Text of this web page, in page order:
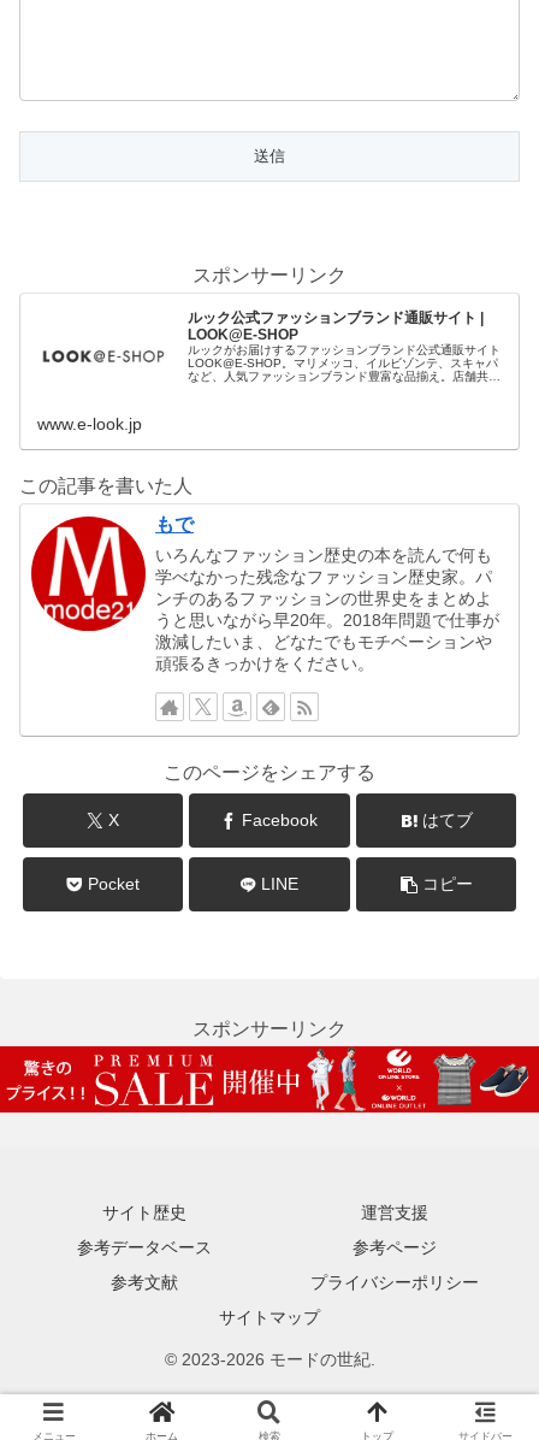
スポンサーリンク
ルック公式ファッションブランド通販サイト |
LOOK@E-SHOP
ルックがお届けするファッションブランド公式通販サイト
LOOK@E-SHOP。マリメッコ、イルビゾンテ、スキャパ
など、人気ファッションブランド豊富な品揃え。店舗共通
www.e-look.jp
この記事を書いた人
もで
いろんなファッション歴史の本を読んで何も
学べなかった残念なファッション歴史家。パ
ンチのあるファッションの世界史をまとめよ
うと思いながら早20年。2018年問題で仕事が
激減したいま、どなたでもモチベーションや
頑張るきっかけをください。
このページをシェアする
X Facebook はてブ
Pocket LINE コピー
スポンサーリンク
サイト歴史
運営支援
参考データベース
参考ページ
参考文献
プライバシーポリシー
サイトマップ
© 2023-2026 モードの世紀.
メニュー ホーム 検索 トップ サイドバー